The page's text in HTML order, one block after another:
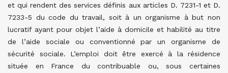
et qui rendent des services définis aux articles D. 7231-1 et D.
7233-5 du code du travail, soit à un organisme à but non
lucratif ayant pour objet l’aide à domicile et habilité au titre
de l’aide sociale ou conventionné par un organisme de
sécurité sociale. L’emploi doit être exercé à la résidence
située en France du contribuable ou, sous certaines